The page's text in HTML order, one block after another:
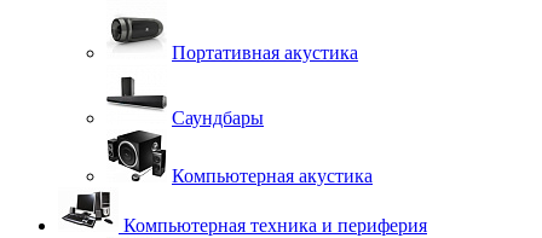
Портативная акустика
Саундбары
Компьютерная акустика
Компьютерная техника и периферия